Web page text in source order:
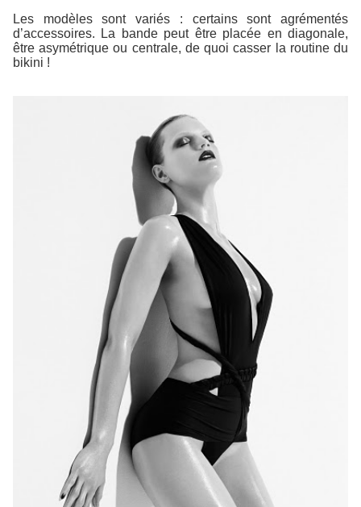
Les modèles sont variés : certains sont agrémentés
d’accessoires. La bande peut être placée en diagonale,
être asymétrique ou centrale, de quoi casser la routine du
bikini !